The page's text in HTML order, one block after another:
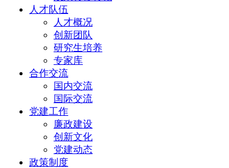
人才队伍
人才概况
创新团队
研究生培养
专家库
合作交流
国内交流
国际交流
党建工作
廉政建设
创新文化
党建动态
政策制度